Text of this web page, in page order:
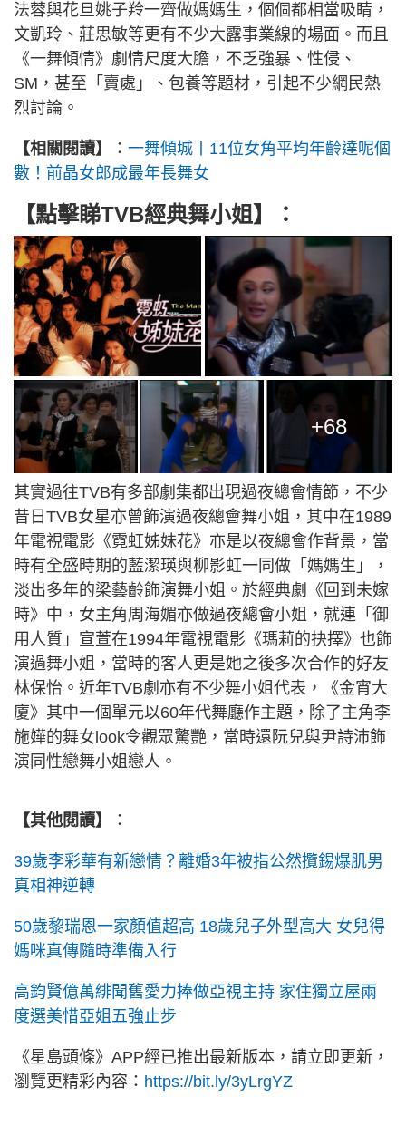
法蓉與花旦姚子羚一齊做媽媽生，個個都相當吸睛，
文凱玲、莊思敏等更有不少大露事業線的場面。而且
《一舞傾情》劇情尺度大膽，不乏強暴、性侵、
SM，甚至「賣處」、包養等題材，引起不少網民熱
烈討論。
【相關閱讀】 ： 一舞傾城丨11位女角平均年齡達呢個
數！前晶女郎成最年長舞女
【點擊睇TVB經典舞小姐】：
+68
其實過往TVB有多部劇集都出現過夜總會情節，不少
昔日TVB女星亦曾飾演過夜總會舞小姐，其中在1989
年電視電影《霓虹姊妹花》亦是以夜總會作背景，當
時有全盛時期的藍潔瑛與柳影虹一同做「媽媽生」，
淡出多年的梁藝齡飾演舞小姐。於經典劇《回到未嫁
時》中，女主角周海媚亦做過夜總會小姐，就連「御
用人質」宣萱在1994年電視電影《瑪莉的抉擇》也飾
演過舞小姐，當時的客人更是她之後多次合作的好友
林保怡。近年TVB劇亦有不少舞小姐代表，《金宵大
廈》其中一個單元以60年代舞廳作主題，除了主角李
施嬅的舞女look令觀眾驚艷，當時還阮兒與尹詩沛飾
演同性戀舞小姐戀人。
【其他閱讀】 ：
39歲李彩華有新戀情？離婚3年被指公然攬錫爆肌男
真相神逆轉
50歲黎瑞恩一家顏值超高 18歲兒子外型高大 女兒得
媽咪真傳隨時準備入行
高鈞賢億萬緋聞舊愛力捧做亞視主持 家住獨立屋兩
度選美惜亞姐五強止步
《星島頭條》APP經已推出最新版本，請立即更新，
瀏覽更精彩內容： https://bit.ly/3yLrgYZ